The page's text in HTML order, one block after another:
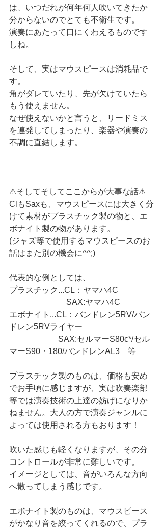
は、いつだれが何年何人吹いてきたか
分からないのでとても不衛生です。
演奏にあたって口にくわえるものです
しね。
そして、実はマウスピースは消耗品で
す。
角がダレていたり、先が欠けていたら
もう使えません。
なぜ使えないかと言うと、リードミス
を連発してしまったり、楽器や演奏の
不調に直結します。
⚠そしてそしてここからが大事な話⚠
ClもSaxも、マウスピースには大きく分
けて素材がプラスチック製の物と、エ
ボナイト製の物があります。
(ジャズ等で使用するマウスピースのお
話はまた別の機会に^^;)
代表的な例としては、
プラスチック...CL：ヤマハ4C
SAX:ヤマハ4C
エボナイト...CL：バンドレン5RV/バン
ドレン5RVライヤー
SAX:セルマーS80c*/セル
マーS90・180/バンドレンAL3　等
プラスチック製のものは、価格も安め
でお手頃に感じますが、実は吹奏楽部
等では演奏技術の上達の妨げになりか
ねません。大人の方で演奏ジャンルに
よっては使用される方もおります！
吹いた感じも軽くなりますが、その分
コントロールが非常に難しいです。
イメージとしては、音がいろんな方向
へ散ってしまう感じです。
エボナイト製のものは、マウスピース
がかなり音を絞ってくれるので、プラ